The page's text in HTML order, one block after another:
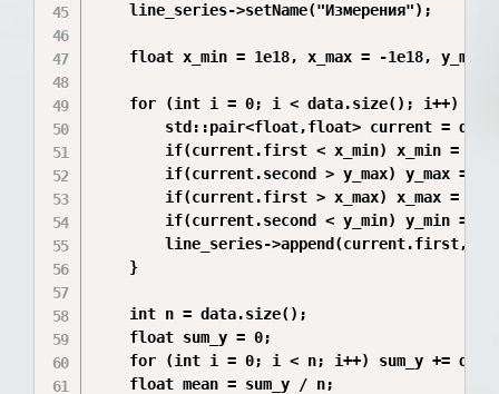
    line_series->setName("Измерения");
float x_min = 1e18, x_max = -1e18, y_min
    for (int i = 0; i < data.size(); i++) {
std::pair<float,float> current =
if(current.first < x_min) x_min =
if(current.second > y_max) y_max =
if(current.first > x_max) x_max =
if(current.second < y_min) y_min =
line_series->append(current.first,
    }
    int n = data.size();
    float sum_y = 0;
for (int i = 0; i < n; i++) sum_y +=
    float mean = sum_y / n;